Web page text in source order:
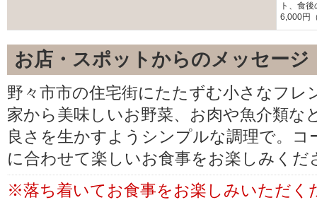
ト、食
6,000円
お店・スポットからのメッセージ
野々市市の住宅街にたたずむ小さなフレ
家から美味しいお野菜、お肉や魚介類な
良さを生かすようシンプルな調理で。
に合わせて楽しいお食事をお楽しみくだ
※落ち着いてお食事をお楽しみいただく